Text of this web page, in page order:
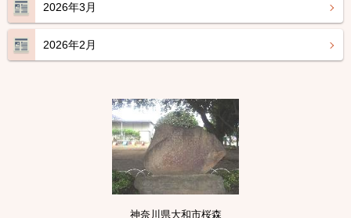
2026年3月
2026年2月
神奈川県大和市桜森